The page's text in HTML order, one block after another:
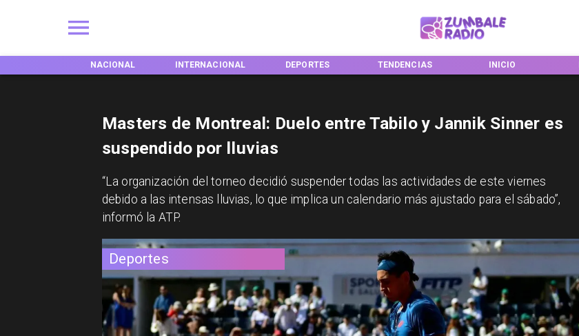
INTERNACIONAL DEPORTES TENDENCIAS INICIO REGIONES
Deportes
Masters de Montreal: Duelo entre Tabilo y Jannik Sinner es
suspendido por lluvias
​“La organización del torneo decidió suspender todas las actividades de este viernes
debido a las intensas lluvias, lo que implica un calendario más ajustado para el sábado”,
informó la ATP.